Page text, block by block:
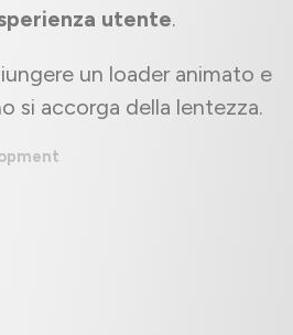
utente.
un loader animato e
si accorga della lentezza.